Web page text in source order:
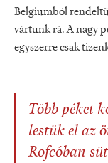
Belgiumból
vártunk rá. A nagy
egyszerre csak
Több péket
lestük el az
Rofcóban